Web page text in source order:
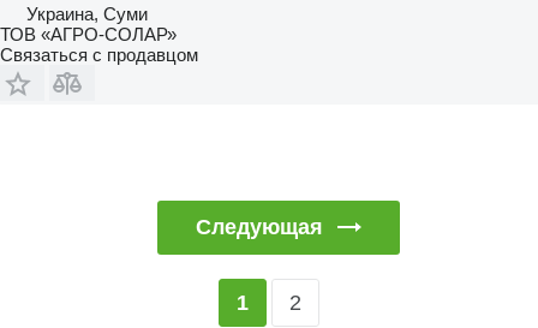
Украина, Суми
ТОВ «АГРО-СОЛАР»
Связаться с продавцом
Следующая
1 2